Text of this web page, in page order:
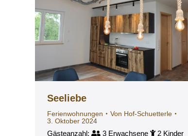
Seeliebe
Ferienwohnungen Von Hof-Schuetterle
3. Oktober 2024
Gästeanzahl: 3 Erwachsene 2 Kinder